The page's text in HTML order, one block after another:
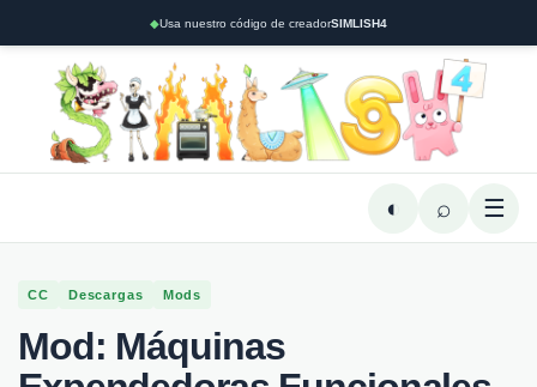
◆Usa nuestro código de creadorSIMLISH4
◐ ⌕ ☰
CC Descargas Mods
Mod: Máquinas